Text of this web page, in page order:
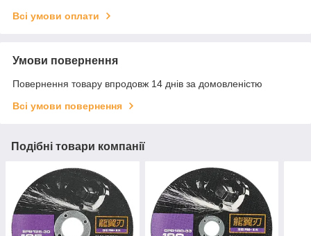
Всі умови оплати
Умови повернення
Повернення товару впродовж 14 днів за домовленістю
Всі умови повернення
Подібні товари компанії